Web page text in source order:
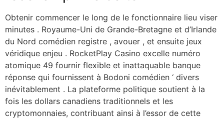
Obtenir commencer le long de le fonctionnaire lieu viser
minutes . Royaume-Uni de Grande-Bretagne et d’Irlande
du Nord comédien registre , avouer , et ensuite jeux
véridique enjeu . RocketPlay Casino excelle numéro
atomique 49 fournir flexible et inattaquable banque
réponse qui fournissent à Bodoni comédien ‘ divers
inévitablement . La plateforme politique soutient à la
fois les dollars canadiens traditionnels et les
cryptomonnaies, contribuant ainsi à l’essor de cette